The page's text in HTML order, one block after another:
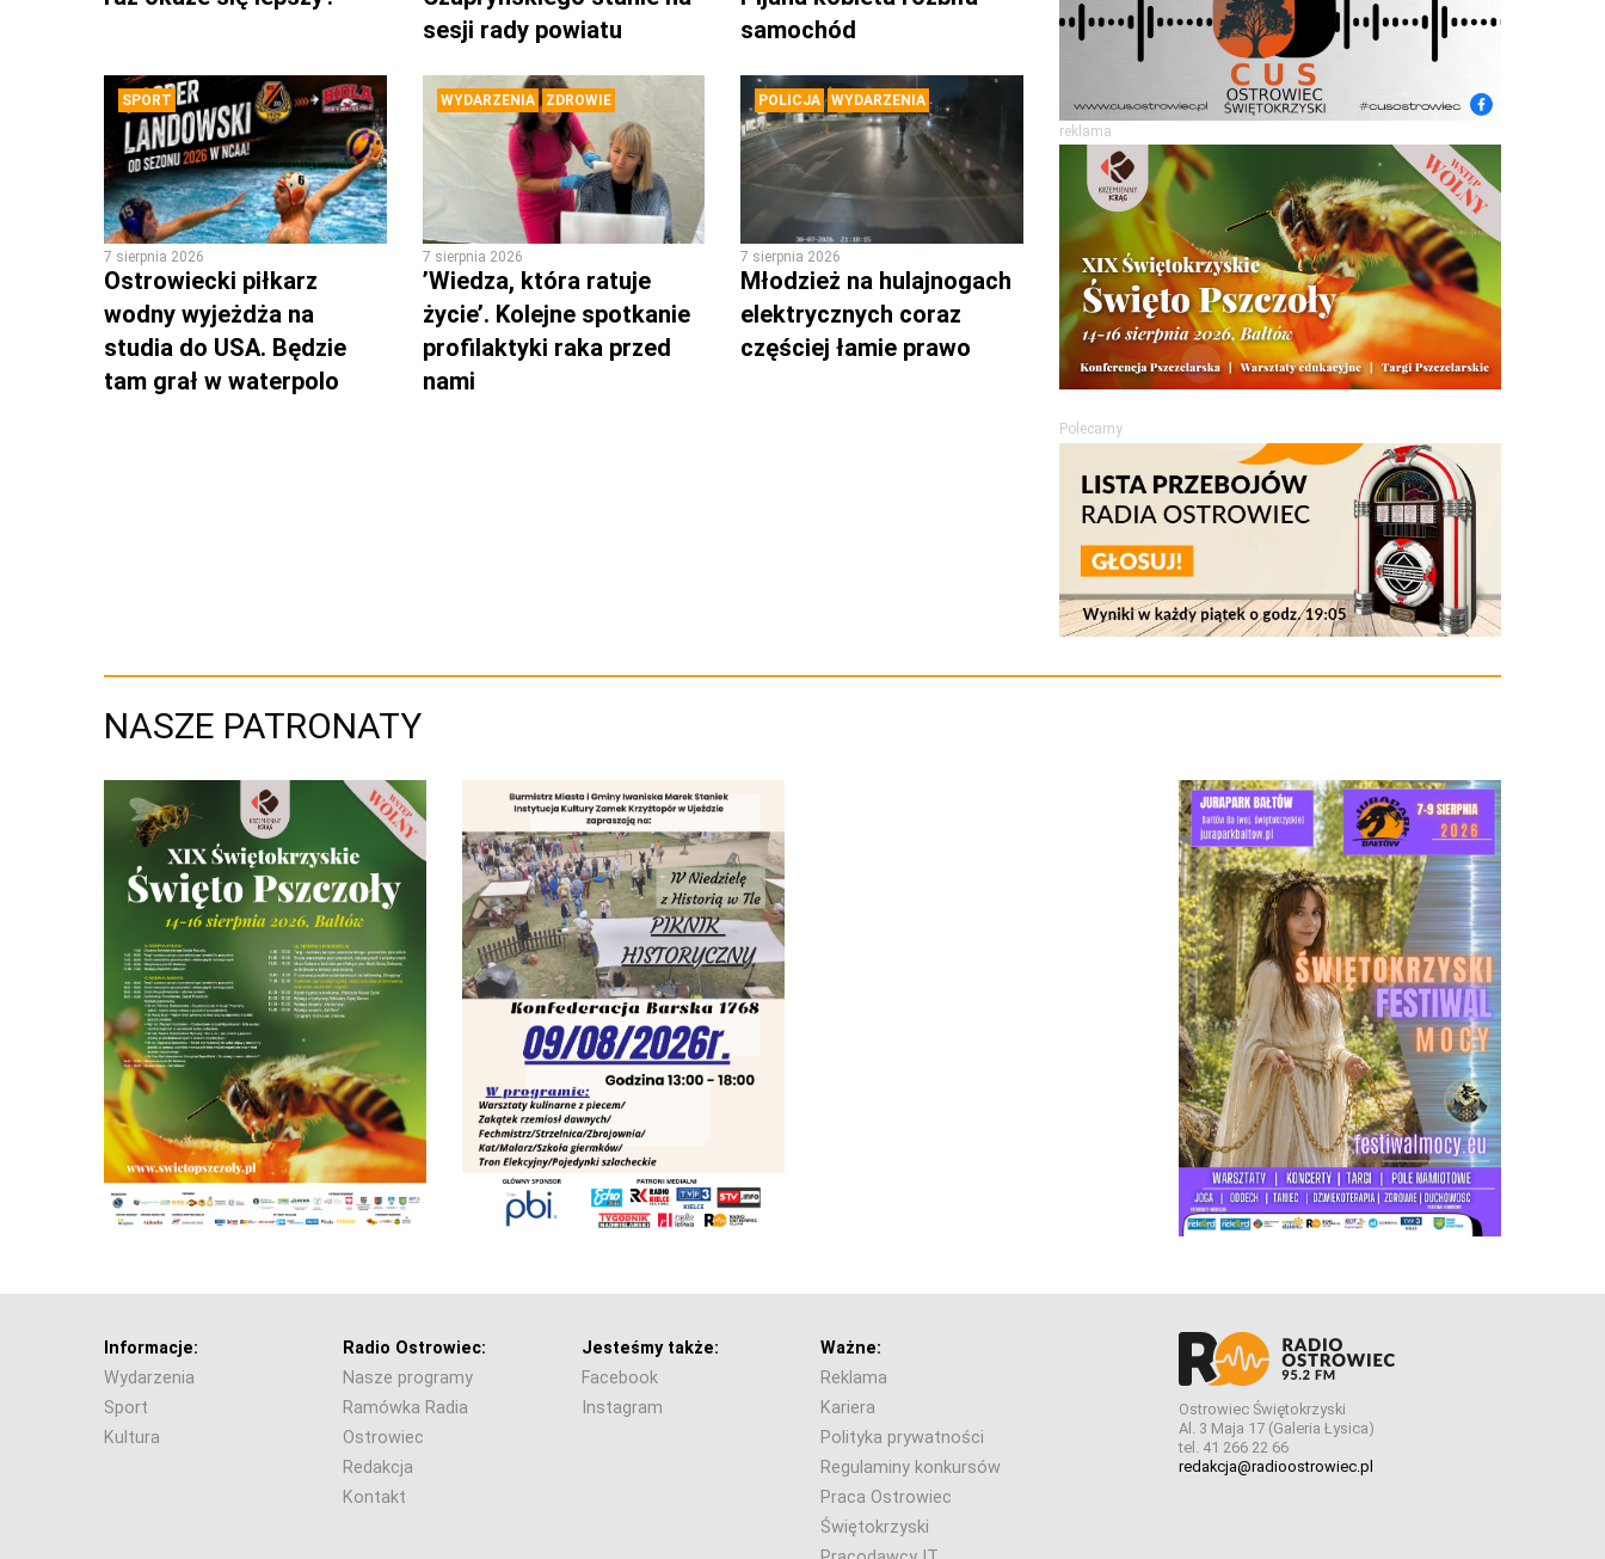
sesji rady powiatu
samochód
SPORT
7 sierpnia 2026
Ostrowiecki piłkarz
wodny wyjeżdża na
studia do USA. Będzie
tam grał w waterpolo
WYDARZENIA ZDROWIE
7 sierpnia 2026
’Wiedza, która ratuje
życie’. Kolejne spotkanie
profilaktyki raka przed
nami
POLICJA WYDARZENIA
7 sierpnia 2026
Młodzież na hulajnogach
elektrycznych coraz
częściej łamie prawo
reklama
Polecamy
NASZE PATRONATY
Informacje:
Wydarzenia
Sport
Kultura
Radio Ostrowiec:
Nasze programy
Ramówka Radia
Ostrowiec
Redakcja
Kontakt
Jesteśmy także:
Facebook
Instagram
Ważne:
Reklama
Kariera
Polityka prywatności
Regulaminy konkursów
Praca Ostrowiec
Świętokrzyski
Ostrowiec Świętokrzyski
Al. 3 Maja 17 (Galeria Łysica)
tel. 41 266 22 66
redakcja@radioostrowiec.pl